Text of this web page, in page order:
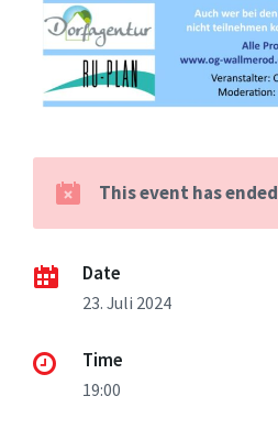
This event has ended
Date
23. Juli 2024
Time
19:00